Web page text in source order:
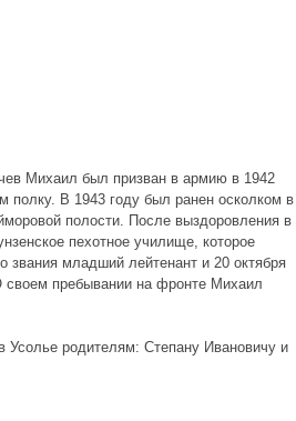
Михаил был призван в армию в 1942
полку. В 1943 году был ранен осколком в
полости. После выздоровления в
пехотное училище, которое
звания младший лейтенант и 20 октября
пребывании на фронте Михаил
родителям: Степану Ивановичу и